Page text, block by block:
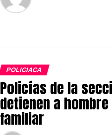
POLICIACA
Policías de la
detienen a
familiar